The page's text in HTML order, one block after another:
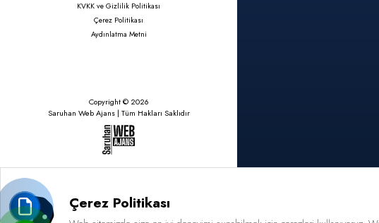
KVKK ve Gizlilik Politikası
Çerez Politikası
Aydınlatma Metni
Copyright © 2026
Saruhan Web Ajans | Tüm Hakları Saklıdır
Çerez Politikası